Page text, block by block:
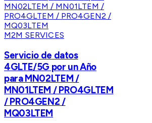
M2M SERVICES
Servicio de datos
4GLTE/5G por un Año
para MN02LTEM /
MN01LTEM / PRO4GLTEM
/ PRO4GEN2 /
MQ03LTEM